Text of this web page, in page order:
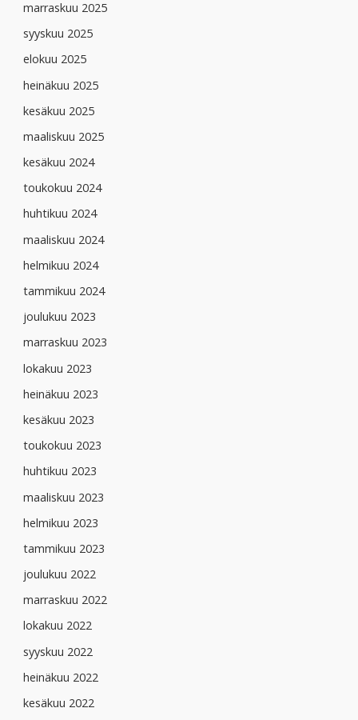
marraskuu 2025
syyskuu 2025
elokuu 2025
heinäkuu 2025
kesäkuu 2025
maaliskuu 2025
kesäkuu 2024
toukokuu 2024
huhtikuu 2024
maaliskuu 2024
helmikuu 2024
tammikuu 2024
joulukuu 2023
marraskuu 2023
lokakuu 2023
heinäkuu 2023
kesäkuu 2023
toukokuu 2023
huhtikuu 2023
maaliskuu 2023
helmikuu 2023
tammikuu 2023
joulukuu 2022
marraskuu 2022
lokakuu 2022
syyskuu 2022
heinäkuu 2022
kesäkuu 2022